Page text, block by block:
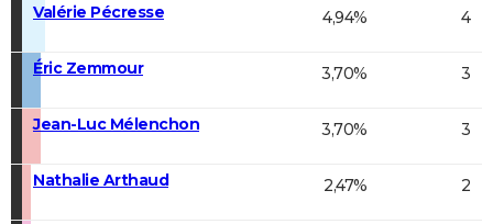
Valérie Pécresse 4,94% 4
Éric Zemmour 3,70% 3
Jean-Luc Mélenchon 3,70% 3
Nathalie Arthaud 2,47% 2